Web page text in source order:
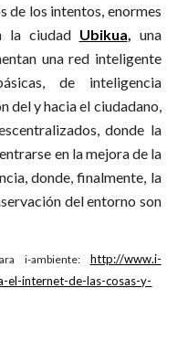
de los intentos, enormes
la ciudad Ubikua, una
una red inteligente
de inteligencia
del y hacia el ciudadano,
donde la
en la mejora de la
donde, finalmente, la
del entorno son
i-ambiente: http://www.i-
el-internet-de-las-cosas-y-